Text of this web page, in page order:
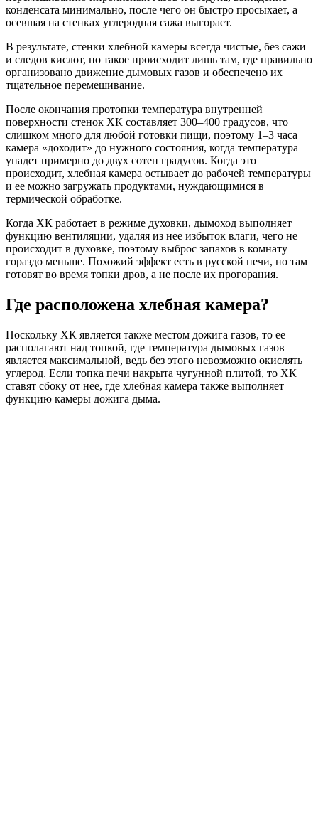
конденсата минимально, после чего он быстро просыхает, а
осевшая на стенках углеродная сажа выгорает.
В результате, стенки хлебной камеры всегда чистые, без сажи
и следов кислот, но такое происходит лишь там, где правильно
организовано движение дымовых газов и обеспечено их
тщательное перемешивание.
После окончания протопки температура внутренней
поверхности стенок ХК составляет 300–400 градусов, что
слишком много для любой готовки пищи, поэтому 1–3 часа
камера «доходит» до нужного состояния, когда температура
упадет примерно до двух сотен градусов. Когда это
происходит, хлебная камера остывает до рабочей температуры
и ее можно загружать продуктами, нуждающимися в
термической обработке.
Когда ХК работает в режиме духовки, дымоход выполняет
функцию вентиляции, удаляя из нее избыток влаги, чего не
происходит в духовке, поэтому выброс запахов в комнату
гораздо меньше. Похожий эффект есть в русской печи, но там
готовят во время топки дров, а не после их прогорания.
Где расположена хлебная камера?
Поскольку ХК является также местом дожига газов, то ее
располагают над топкой, где температура дымовых газов
является максимальной, ведь без этого невозможно окислять
углерод. Если топка печи накрыта чугунной плитой, то ХК
ставят сбоку от нее, где хлебная камера также выполняет
функцию камеры дожига дыма.